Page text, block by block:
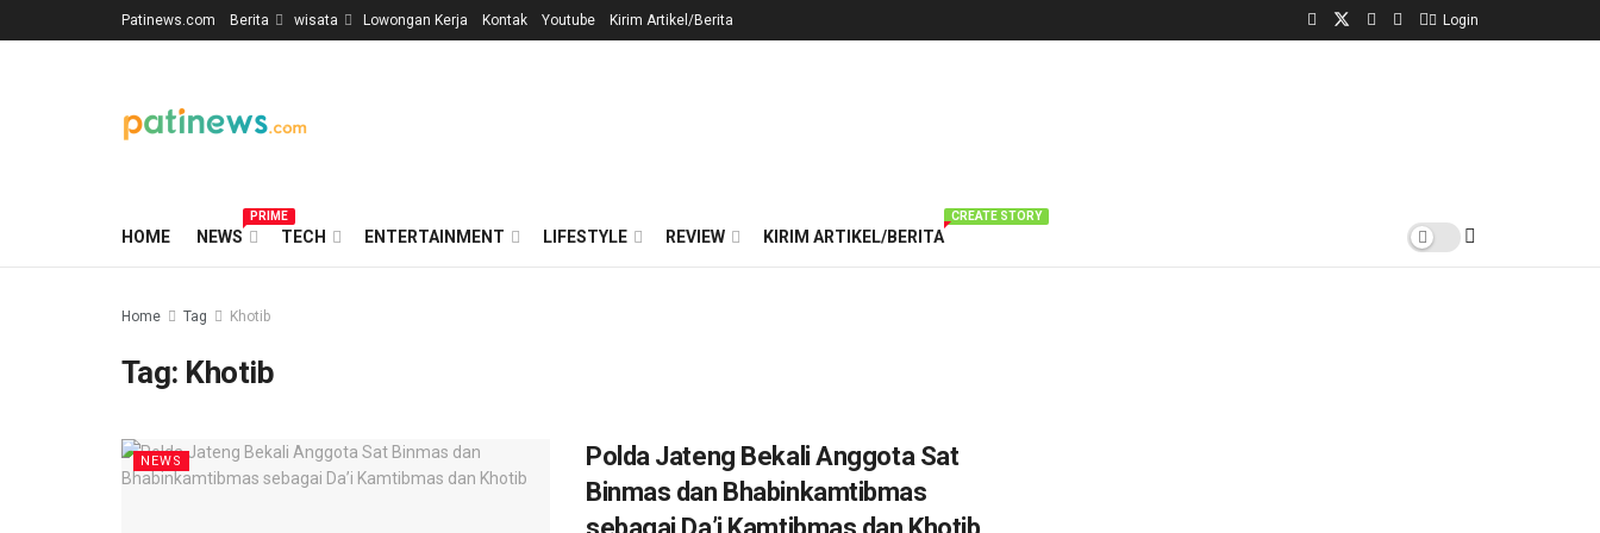
Patinews.com Berita wisata Lowongan Kerja Kontak Youtube Kirim Artikel/Berita Login
HOME NEWS
PRIME
TECH ENTERTAINMENT LIFESTYLE REVIEW KIRIM ARTIKEL/BERITA
CREATE STORY
Home Tag Khotib
Tag: Khotib
NEWS
Polda Jateng Bekali Anggota Sat
Binmas dan Bhabinkamtibmas